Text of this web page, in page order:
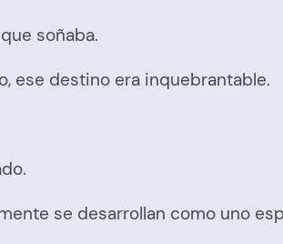
soñaba.
ese destino era inquebrantable.
se desarrollan como uno